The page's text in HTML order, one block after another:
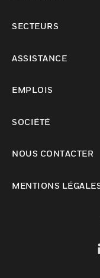
SECTEURS
ASSISTANCE
EMPLOIS
SOCIÉTÉ
NOUS CONTACTER
MENTIONS